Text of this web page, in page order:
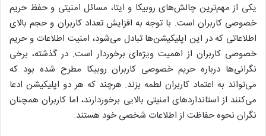
یکی از مهم‌ترین چالش‌های روبیکا و ایتا، مسائل امنیتی و حفظ حریم
خصوصی کاربران است. با توجه به افزایش تعداد کاربران و حجم بالای
اطلاعاتی که در این اپلیکیشن‌ها تبادل می‌شود، امنیت اطلاعات و حریم
خصوصی کاربران از اهمیت ویژه‌ای برخوردار است. در گذشته، برخی
نگرانی‌ها درباره حریم خصوصی کاربران روبیکا مطرح شده بود که
می‌تواند به اعتماد کاربران لطمه بزند. هرچند که هر دو اپلیکیشن ادعا
می‌کنند از استانداردهای امنیتی بالایی برخوردارند، اما کاربران همچنان
نگران نحوه حفاظت از اطلاعات شخصی خود هستند.